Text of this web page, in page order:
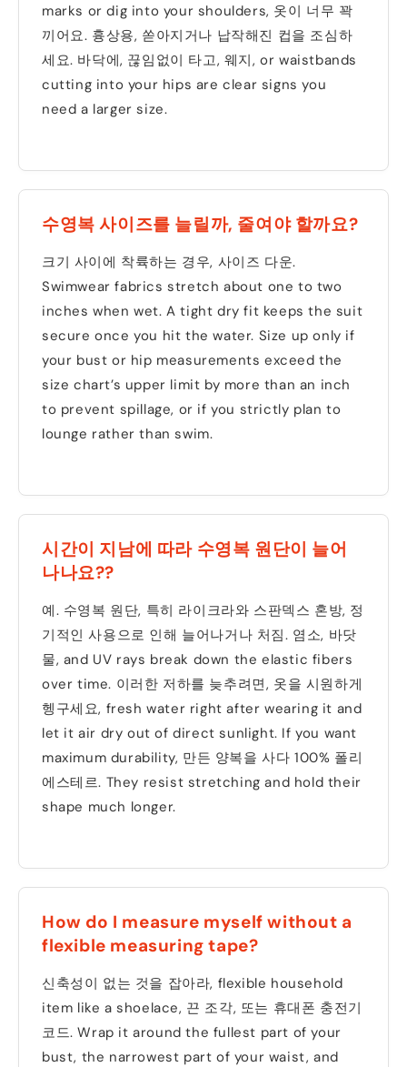
marks or dig into your shoulders, 옷이 너무 꽉
끼어요. 흉상용, 쏟아지거나 납작해진 컵을 조심하
세요. 바닥에, 끊임없이 타고, 웨지,or waistbands
cutting into your hips are clear signs you
need a larger size.
수영복 사이즈를 늘릴까, 줄여야 할까요?
크기 사이에 착륙하는 경우, 사이즈 다운.
Swimwear fabrics stretch about one to two
inches when wet.A tight dry fit keeps the suit
secure once you hit the water. Size up only if
your bust or hip measurements exceed the
size chart’s upper limit by more than an inch
to prevent spillage, or if you strictly plan to
lounge rather than swim.
시간이 지남에 따라 수영복 원단이 늘어
나나요??
예. 수영복 원단, 특히 라이크라와 스판덱스 혼방, 정
기적인 사용으로 인해 늘어나거나 처짐. 염소, 바닷
물, and UV rays break down the elastic fibers
over time. 이러한 저하를 늦추려면, 옷을 시원하게
헹구세요, fresh water right after wearing it and
let it air dry out of direct sunlight. If you want
maximum durability, 만든 양복을 사다 100% 폴리
에스테르. They resist stretching and hold their
shape much longer.
How do I measure myself without a
flexible measuring tape?
신축성이 없는 것을 잡아라, flexible household
item like a shoelace, 끈 조각, 또는 휴대폰 충전기
코드.Wrap it around the fullest part of your
bust, the narrowest part of your waist,and